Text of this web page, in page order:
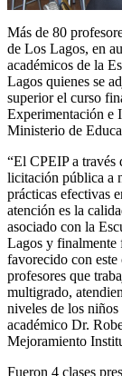
Más de 80
de Los Lagos, en
académicos de la
Lagos quienes se
superior el curso
Experimentación e
Ministerio de
“El CPEIP a través
licitación pública a
prácticas efectivas
atención es la
asociado con la
Lagos y finalmente
favorecido con este
profesores que
multigrado,
niveles de los
académico Dr.
Mejoramiento
Fueron 4 clases